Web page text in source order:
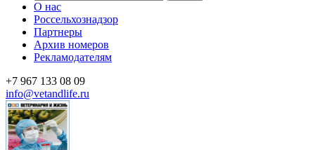
О нас
Россельхознадзор
Партнеры
Архив номеров
Рекламодателям
+7 967 133 08 09
info@vetandlife.ru